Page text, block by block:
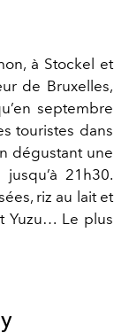
à Stockel et
de Bruxelles,
septembre
touristes dans
dégustant une
21h30.
riz au lait et
Yuzu… Le plus